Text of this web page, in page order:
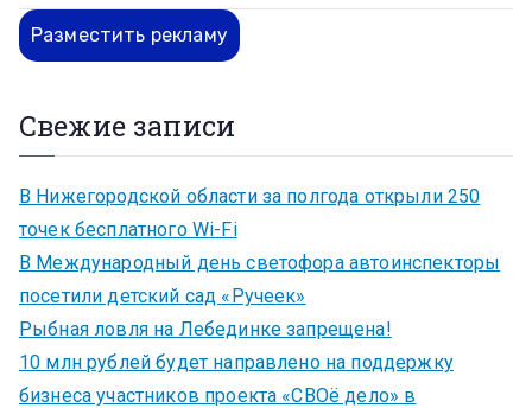
Разместить рекламу
Свежие записи
В Нижегородской области за полгода открыли 250
точек бесплатного Wi-Fi
В Международный день светофора автоинспекторы
посетили детский сад «Ручеек»
Рыбная ловля на Лебединке запрещена!
10 млн рублей будет направлено на поддержку
бизнеса участников проекта «СВОё дело» в